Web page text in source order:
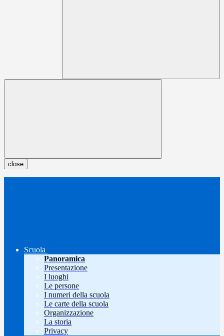
close
Scuola
Panoramica
Presentazione
I luoghi
Le persone
I numeri della scuola
Le carte della scuola
Organizzazione
La storia
Privacy